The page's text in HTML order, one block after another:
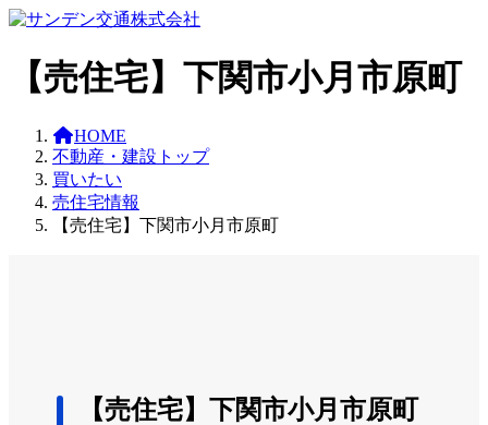
コ
ナ
【売住宅】下関市小月市原町
HOME
不動産・建設トップ
買いたい
売住宅情報
【売住宅】下関市小月市原町
【売住宅】下関市小月市原町